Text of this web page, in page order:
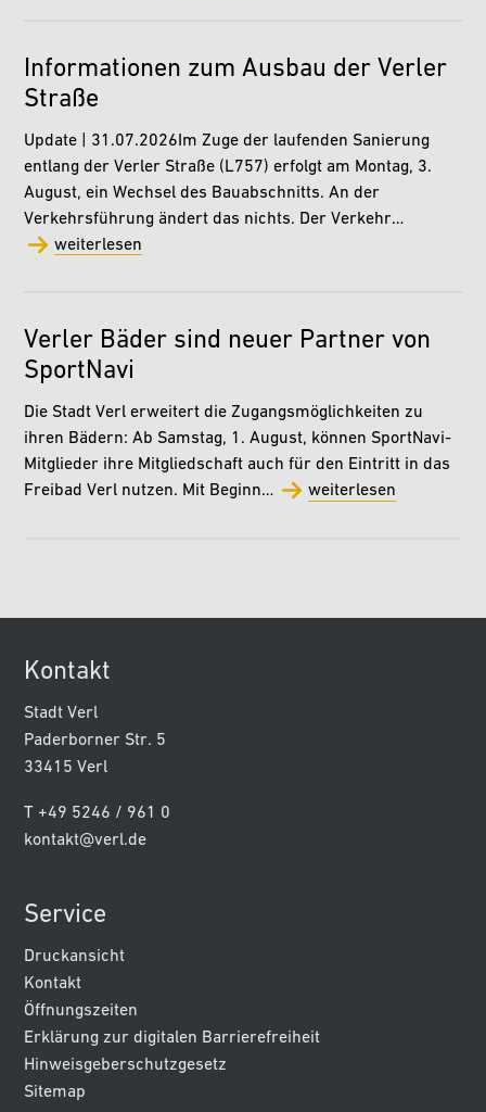
Informationen zum Ausbau der Verler
Straße
Update | 31.07.2026Im Zuge der laufenden Sanierung
entlang der Verler Straße (L757) erfolgt am Montag, 3.
August, ein Wechsel des Bauabschnitts. An der
Verkehrsführung ändert das nichts. Der Verkehr…
weiterlesen
Verler Bäder sind neuer Partner von
SportNavi
Die Stadt Verl erweitert die Zugangsmöglichkeiten zu
ihren Bädern: Ab Samstag, 1. August, können SportNavi-
Mitglieder ihre Mitgliedschaft auch für den Eintritt in das
Freibad Verl nutzen. Mit Beginn…
weiterlesen
Kontakt
Stadt Verl
Paderborner Str. 5
33415 Verl
T +49 5246 / 961 0
kontakt@verl.de
Service
Druckansicht
Kontakt
Öffnungszeiten
Erklärung zur digitalen Barrierefreiheit
Hinweisgeberschutzgesetz
Sitemap